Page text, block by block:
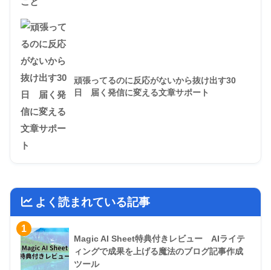
頑張ってるのに反応がないから抜け出す30
日 届く発信に変える文章サポート
よく読まれている記事
1
Magic AI Sheet特典付きレビュー AIライテ
ィングで成果を上げる魔法のブログ記事作成
ツール